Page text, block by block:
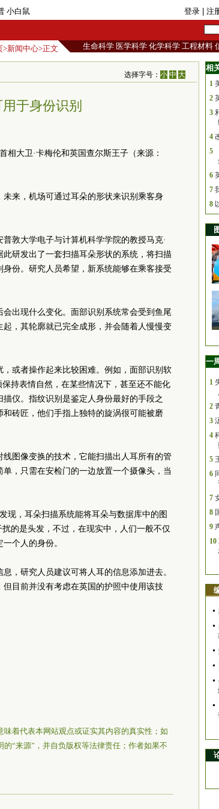
小白鼠 登录 | 注
>新闻中心>正文 生命科学 医学科学 化学科学 工程材料
选择字号：小 中 大
于身份识别
大卫·卡梅伦和英国查尔斯王子（来源：
来，机场可通过耳朵的形状来识别乘客身
敦大学电子与计算机科学学院的教授马克·
研发出了一套扫描耳朵形状的系统，将扫描
份。研究人员希望，新系统能够在乘客接受
出现什么变化。面部识别系统常会受到鱼尾
，其轮廓就已完全成形，并会随着人慢慢变
或者操作起来比较困难。例如，面部识别软
持表情自然，在某些情况下，甚至还不能化
仪。指纹识别是鉴定人身份最好的手段之
砖匠，他们手指上独特的旋涡很可能被磨
图像变换的技术，它能扫描出人耳所有的管
，只需在安检门的一边放置一个摄像头，当
现，耳朵扫描系统能将耳朵与数据库中的图
的是头发，不过，在现实中，人们一般不仅
个人的身份。
，研究人员建议可将人耳的信息添加进去。
目前并没有考虑在英国的护照中使用该技
着代表本网站观点或证实其内容的真实性；如
“来源”，并自负版权等法律责任；作者如果不
相
1
2
3
4
5
6
7
8
一
1
2
3
4
5
6
7
8
9
10